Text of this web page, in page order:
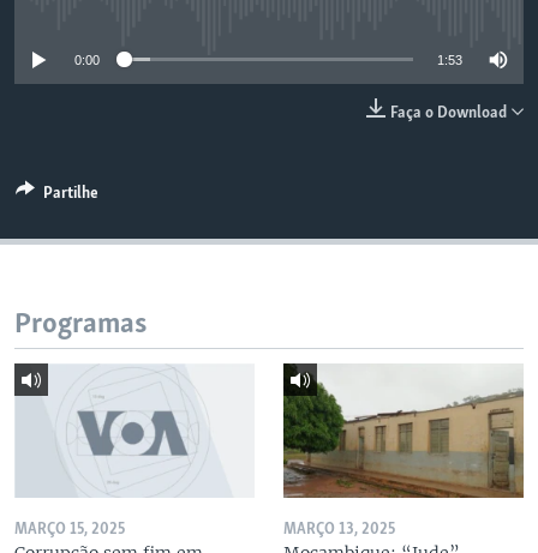
0:00 1:53
Faça o Download
Partilhe
Programas
MARÇO 15, 2025 MARÇO 13, 2025